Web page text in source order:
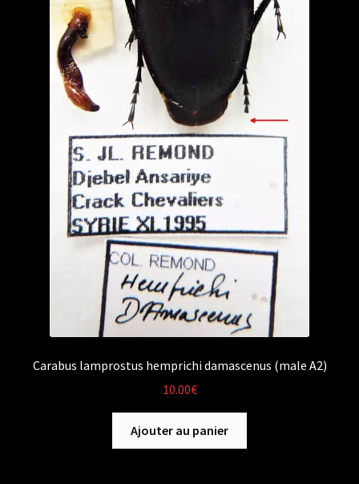
Carabus lamprostus hemprichi damascenus (male A2)
10.00€
Ajouter au panier